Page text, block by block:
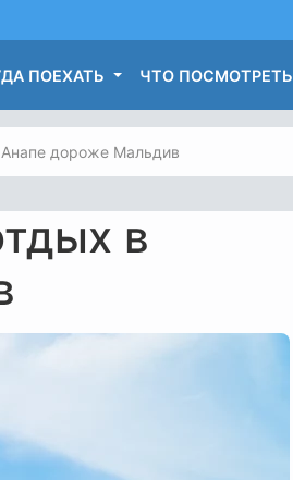
ПОЕХАТЬ ЧТО ПОСМОТРЕТЬ
дороже Мальдив
в